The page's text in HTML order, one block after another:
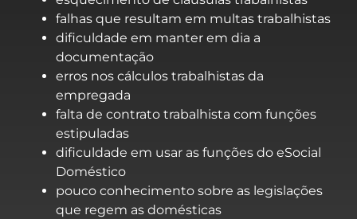
falhas que resultam em multas trabalhistas
dificuldade em manter em dia a
documentação
erros nos cálculos trabalhistas da
empregada
falta de contrato trabalhista com funções
estipuladas
dificuldade em usar as funções do eSocial
Doméstico
pouco conhecimento sobre as legislações
que regem as domésticas